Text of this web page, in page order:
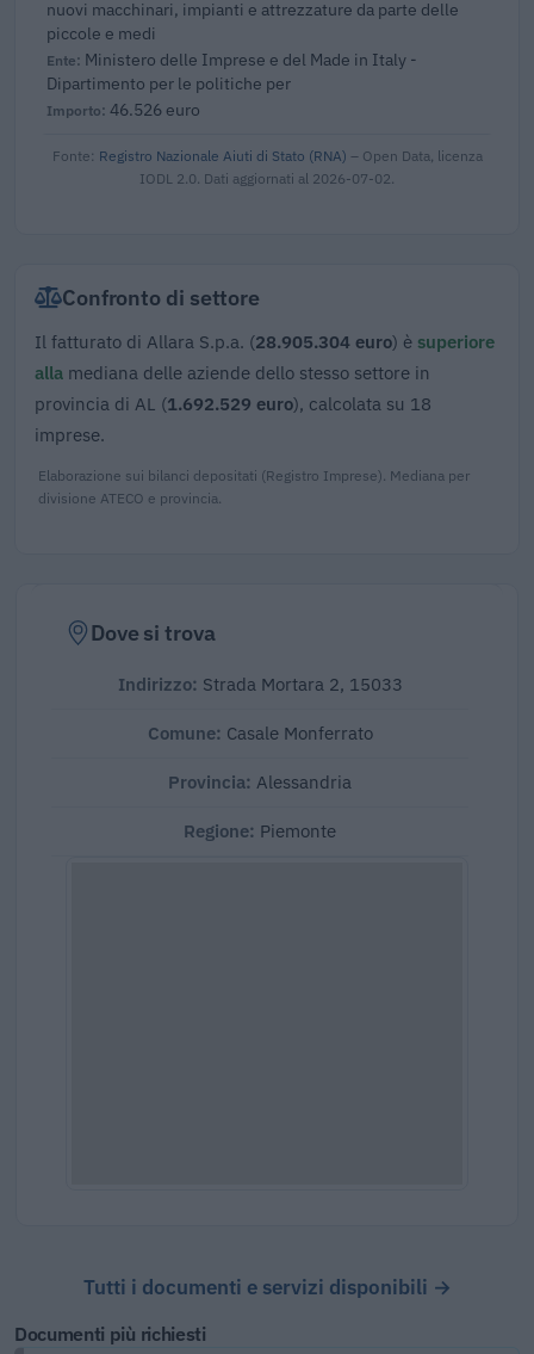
nuovi macchinari, impianti e attrezzature da parte delle
piccole e medi
Ministero delle Imprese e del Made in Italy -
Dipartimento per le politiche per
46.526 euro
Fonte: Registro Nazionale Aiuti di Stato (RNA) – Open Data, licenza
IODL 2.0. Dati aggiornati al 2026-07-02.
Confronto di settore
Il fatturato di Allara S.p.a. (28.905.304 euro) è superiore
alla mediana delle aziende dello stesso settore in
provincia di AL (1.692.529 euro), calcolata su 18
imprese.
Elaborazione sui bilanci depositati (Registro Imprese). Mediana per
divisione ATECO e provincia.
Dove si trova
Indirizzo: Strada Mortara 2, 15033
Comune: Casale Monferrato
Provincia: Alessandria
Regione: Piemonte
Tutti i documenti e servizi disponibili →
Documenti più richiesti